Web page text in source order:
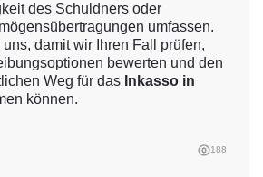
des Schuldners oder
umfassen.
damit wir Ihren Fall prüfen,
bewerten und den
Weg für das Inkasso in
können.
188